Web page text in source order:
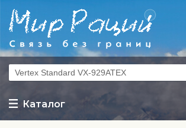
Каталог